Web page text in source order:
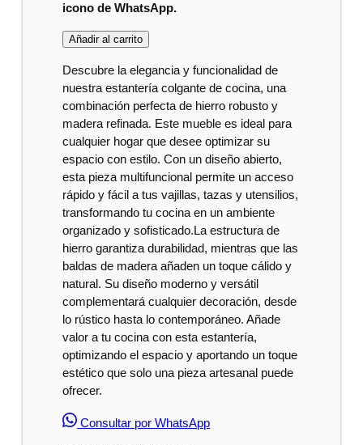
icono de WhatsApp.
Añadir al carrito
Descubre la elegancia y funcionalidad de
nuestra estantería colgante de cocina, una
combinación perfecta de hierro robusto y
madera refinada. Este mueble es ideal para
cualquier hogar que desee optimizar su
espacio con estilo. Con un diseño abierto,
esta pieza multifuncional permite un acceso
rápido y fácil a tus vajillas, tazas y utensilios,
transformando tu cocina en un ambiente
organizado y sofisticado.La estructura de
hierro garantiza durabilidad, mientras que las
baldas de madera añaden un toque cálido y
natural. Su diseño moderno y versátil
complementará cualquier decoración, desde
lo rústico hasta lo contemporáneo. Añade
valor a tu cocina con esta estantería,
optimizando el espacio y aportando un toque
estético que solo una pieza artesanal puede
ofrecer.
Consultar por WhatsApp